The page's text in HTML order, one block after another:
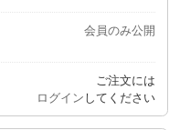
会員のみ公開
ご注文には
ログイン してください